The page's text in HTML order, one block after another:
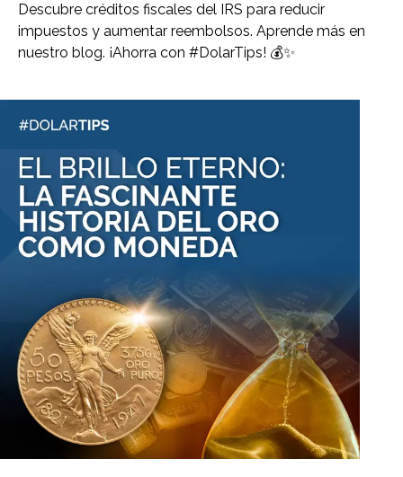
Descubre créditos fiscales del IRS para reducir
impuestos y aumentar reembolsos. Aprende más en
nuestro blog. ¡Ahorra con #DolarTips! 💰✨